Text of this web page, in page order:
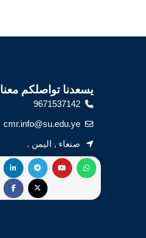
يسعدنا تواصلكم معنا
9671537142
cmr.info@su.edu.ye
صنعاء , اليمن .